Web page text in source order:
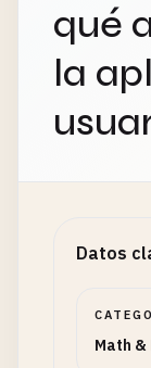
qué
la
Datos
Math &